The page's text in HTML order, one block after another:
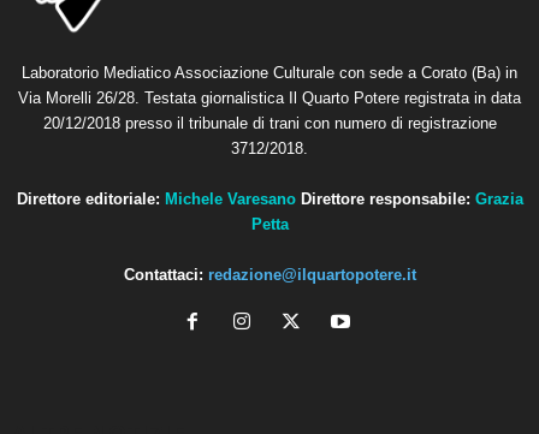
Laboratorio Mediatico Associazione Culturale con sede a Corato (Ba) in
Via Morelli 26/28. Testata giornalistica Il Quarto Potere registrata in data
20/12/2018 presso il tribunale di trani con numero di registrazione
3712/2018.
Direttore editoriale: Michele Varesano Direttore responsabile: Grazia
Petta
Contattaci: redazione@ilquartopotere.it